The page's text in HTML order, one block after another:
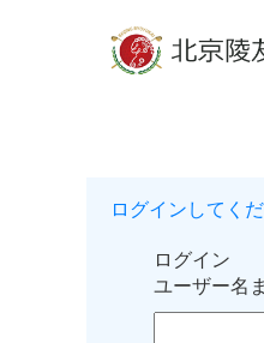
ログインしてく
ログイン
ユーザー名